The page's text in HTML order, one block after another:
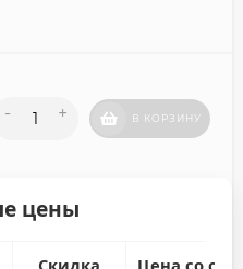
- + В КОРЗИНУ
цены
Скидка Цена со